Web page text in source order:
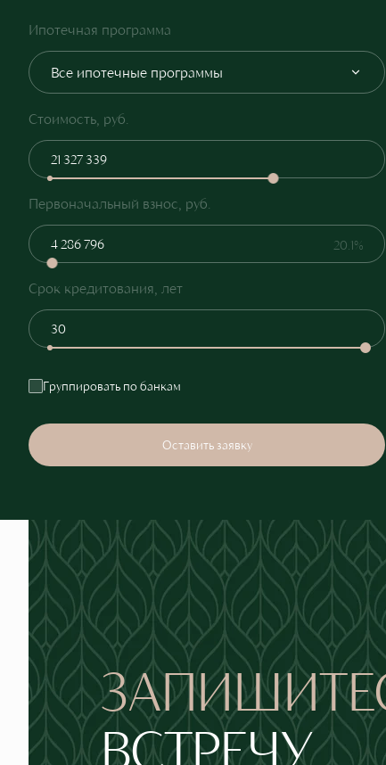
Ипотечная программа
Все ипотечные программы
Стоимость, руб.
Первоначальный взнос, руб.
20.1%
Срок кредитования, лет
Группировать по банкам
Оставить заявку
ВСТРЕЧУ